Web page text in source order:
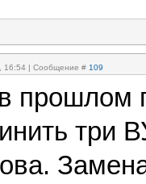
16:54 | Сообщение # 109
прошлом
три